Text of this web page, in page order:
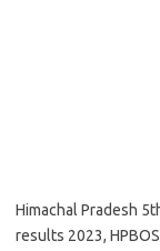
Himachal Pradesh
results 2023,